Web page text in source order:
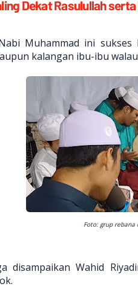
Dekat Rasulullah
Muhammad ini
kalangan ibu-ibu
Foto: grup
disampaikan Wahid